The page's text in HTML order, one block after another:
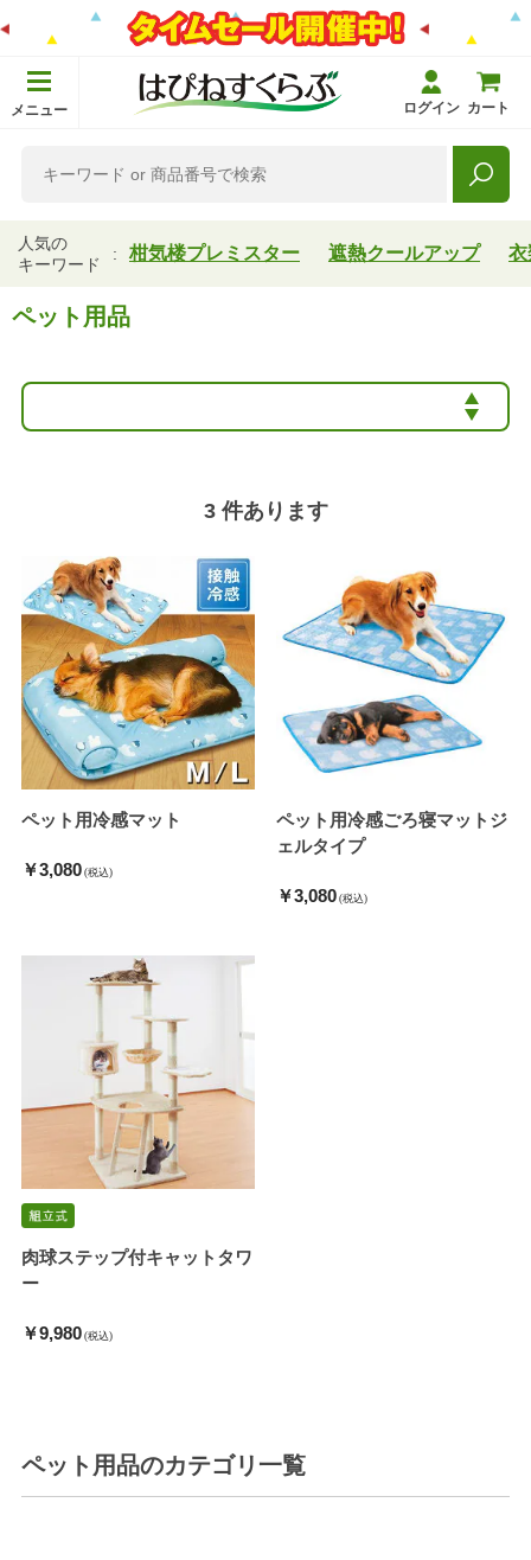
メニュー ログイン カート
人気の
キーワード
柑気楼プレミスター 遮熱クールアップ 衣
ペット用品
3 件あります
ペット用冷感マット
￥3,080 (税込)
ペット用冷感ごろ寝マットジ
ェルタイプ
￥3,080 (税込)
肉球ステップ付キャットタワ
ー
￥9,980 (税込)
ペット用品のカテゴリ一覧